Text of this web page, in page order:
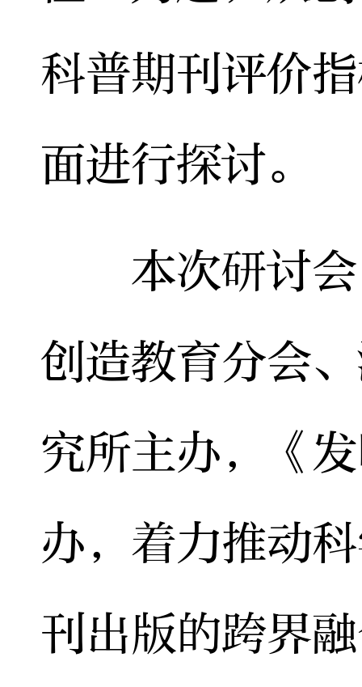
科普期刊评价
面进行探讨。
本次研讨会
创造教育分会
究所主办，《
办，着力推动
刊出版的跨界